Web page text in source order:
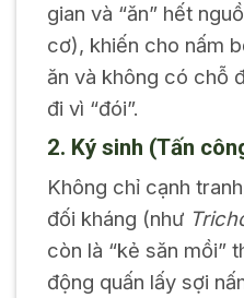
gian và “ăn” hết
cơ), khiến cho nấm
ăn và không có chỗ
đi vì “đói”.
2. Ký sinh (Tấn
Không chỉ cạnh
đối kháng (như
còn là “kẻ săn mồi”
động quấn lấy sợi